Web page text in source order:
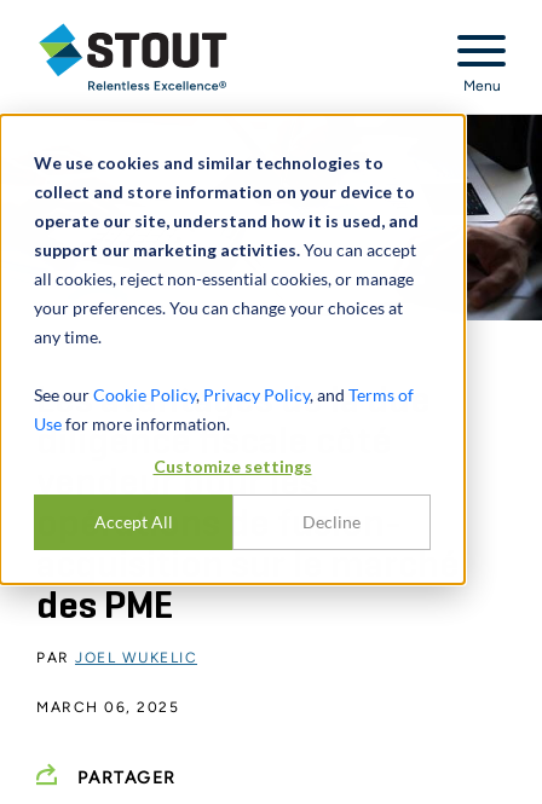
We use cookies and similar technologies to
collect and store information on your device to
operate our site, understand how it is used, and
support our marketing activities.You can accept
all cookies, reject non-essential cookies, or manage
your preferences. You can change your choices at
any time.
See ourCookie Policy, Privacy Policy, and Terms of
Usefor more information.
Customize settings
Accept All Decline
Stout Relentless Excellence
Menu
Les avantages de la due
diligence fiscale côté
vendeur pour les
opérations de fusion-
des PME
PAR JOEL WUKELIC
MARCH 06, 2025
PARTAGER